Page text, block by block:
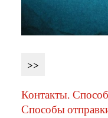
>>
Контакты.
Способы